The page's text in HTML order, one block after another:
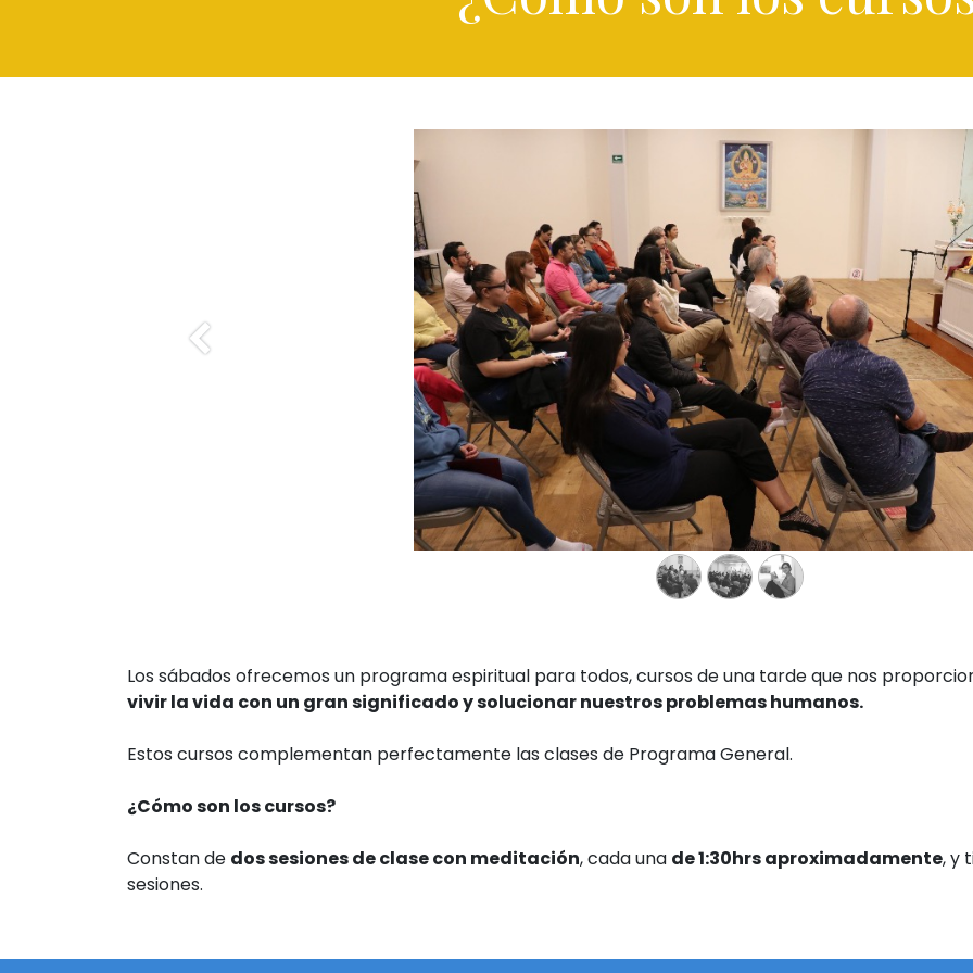
Previous
Los sábados ofrecemos un programa espiritual para todos, cursos de una tarde que nos
vivir la vida con un gran significado y solucionar nuestros problemas humanos.
Estos cursos complementan perfectamente las clases de Programa General.
¿Cómo son los cursos?
Constan de dos sesiones de clase con meditación, cada una de 1:30hrs aproximadamente, y
sesiones.